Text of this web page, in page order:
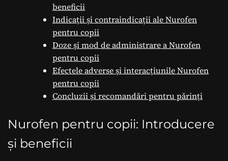
beneficii
Indicații și contraindicații ale Nurofen
pentru copii
Doze și mod de administrare a Nurofen
pentru copii
Efectele adverse și interacțiunile Nurofen
pentru copii
Concluzii și recomandări pentru părinți
Nurofen pentru copii: Introducere
și beneficii